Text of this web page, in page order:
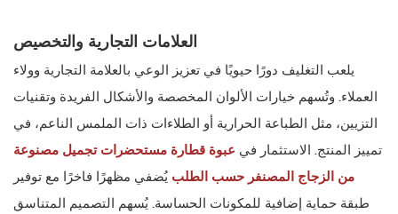
العلامات التجارية والتخصيص
يلعب التغليف دورًا حيويًا في تعزيز الوعي بالعلامة التجارية وولاء
العملاء. وتُسهم خيارات الألوان المخصصة والأشكال الفريدة وتقنيات
التزيين، مثل الطباعة الحرارية أو الطلاءات ذات الملمس الناعم، في
تمييز المنتج. الاستثمار في عبوة قطارة مستحضرات تجميل مصنوعة
من الزجاج المصنفر حسب الطلب يُضفي مظهرًا فاخرًا مع توفير
طبقة حماية إضافية للمكونات الحساسة. يُسهم التصميم المتناسق